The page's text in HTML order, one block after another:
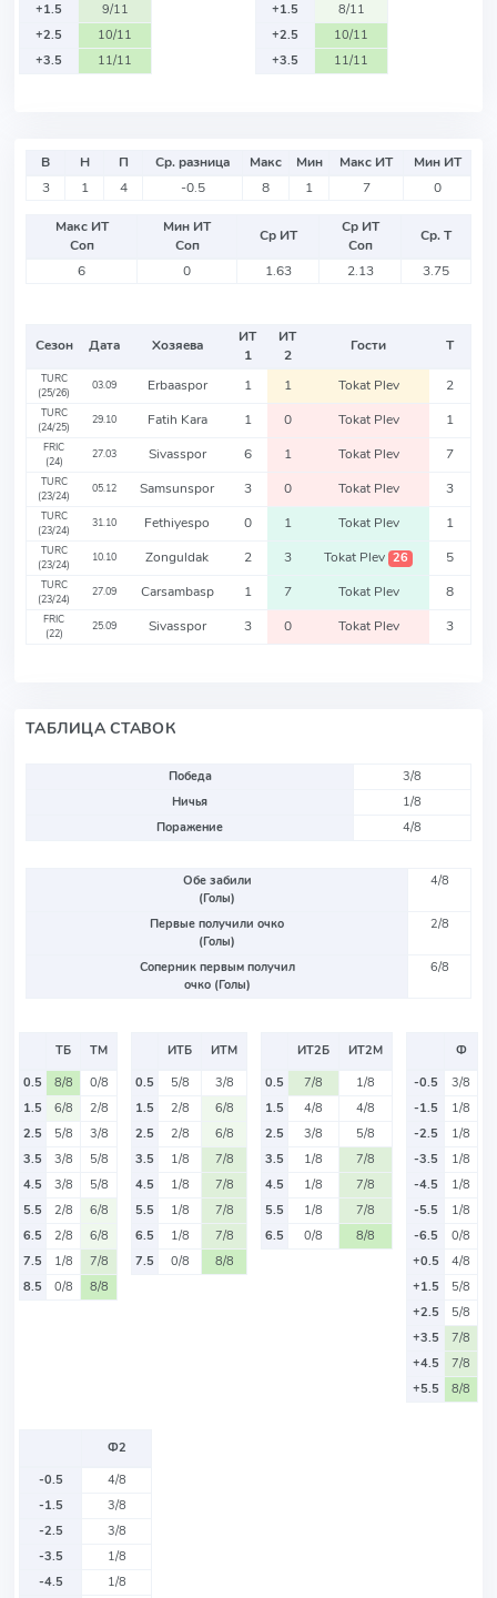
+1.5
9/11
+2.5
10/11
+3.5
11/11
+1.5
8/11
+2.5
10/11
+3.5
11/11
В Н П Ср. разница Макс Мин Макс ИТ
Мин ИТ
3
1 4 -0.5 8 1 7 0
Макс ИТ
Соп
Мин ИТ
Соп
Ср ИТ
Ср ИТ
Соп
Ср. Т
6
0 1.63 2.13 3.75
Сезон Дата Хозяева
ИТ
1
ИТ
2
Гости Т
TURC
(25/26)
03.09 Erbaaspor 1 1 Tokat Plev 2
TURC
(24/25)
29.10 Fatih Kara 1 0 Tokat Plev 1
FRIC
(24)
27.03 Sivasspor 6 1 Tokat Plev 7
TURC
(23/24)
05.12 Samsunspor 3 0 Tokat Plev 3
TURC
(23/24)
31.10 Fethiyespo 0 1 Tokat Plev 1
TURC
(23/24)
10.10 Zonguldak 2 3 Tokat Plev 26 5
TURC
(23/24)
27.09 Carsambasp 1 7 Tokat Plev 8
FRIC
(22)
25.09 Sivasspor 3 0 Tokat Plev 3
ТАБЛИЦА СТАВОК
Победа
3/8
Ничья
1/8
Поражение
4/8
Обе забили
(Голы)
4/8
Первые получили очко
(Голы)
2/8
Соперник первым получил
очко (Голы)
6/8
ТБ
ТМ
0.5
8/8
0/8
1.5
6/8
2/8
2.5
5/8
3/8
3.5
3/8
5/8
4.5
3/8
5/8
5.5
2/8
6/8
6.5
2/8
6/8
7.5
1/8
7/8
8.5
0/8 8/8
ИТБ
ИТМ
0.5
5/8
3/8
1.5
2/8
6/8
2.5
2/8
6/8
3.5
1/8
7/8
4.5
1/8
7/8
5.5
1/8
7/8
6.5
1/8
7/8
7.5
0/8 8/8
ИТ2Б
ИТ2М
0.5
7/8
1/8
1.5
4/8
4/8
2.5
3/8
5/8
3.5
1/8
7/8
4.5
1/8
7/8
5.5
1/8
7/8
6.5
0/8 8/8
Ф
-0.5
3/8
-1.5
1/8
-2.5
1/8
-3.5
1/8
-4.5
1/8
-5.5
1/8
-6.5
0/8
+0.5
4/8
+1.5
5/8
+2.5
5/8
+3.5
7/8
+4.5
7/8
+5.5
8/8
Ф2
-0.5
4/8
-1.5
3/8
-2.5
3/8
-3.5
1/8
-4.5
1/8